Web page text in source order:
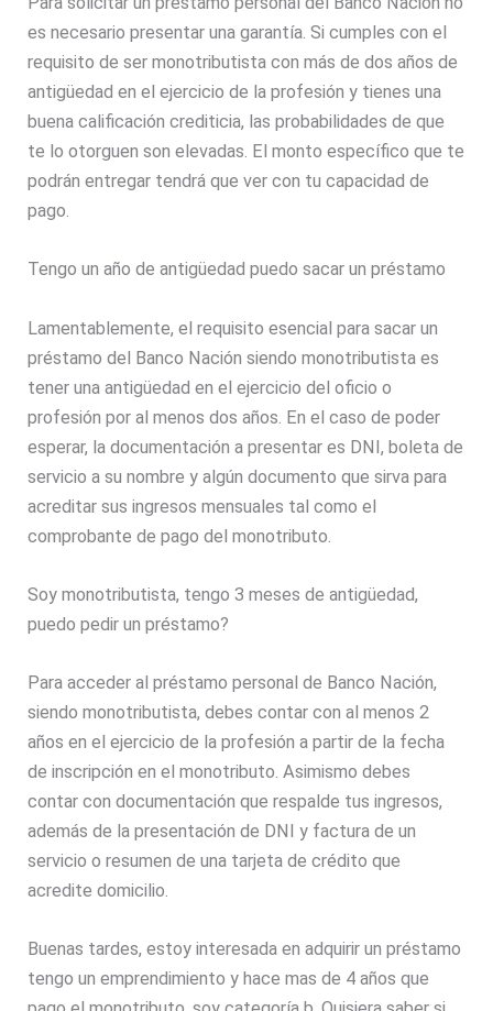
es necesario presentar una garantía. Si cumples con el
requisito de ser monotributista con más de dos años de
antigüedad en el ejercicio de la profesión y tienes una
buena calificación crediticia, las probabilidades de que
te lo otorguen son elevadas. El monto específico que te
podrán entregar tendrá que ver con tu capacidad de
pago.
Tengo un año de antigüedad puedo sacar un préstamo
Lamentablemente, el requisito esencial para sacar un
préstamo del Banco Nación siendo monotributista es
tener una antigüedad en el ejercicio del oficio o
profesión por al menos dos años. En el caso de poder
esperar, la documentación a presentar es DNI, boleta de
servicio a su nombre y algún documento que sirva para
acreditar sus ingresos mensuales tal como el
comprobante de pago del monotributo.
Soy monotributista, tengo 3 meses de antigüedad,
puedo pedir un préstamo?
Para acceder al préstamo personal de Banco Nación,
siendo monotributista, debes contar con al menos 2
años en el ejercicio de la profesión a partir de la fecha
de inscripción en el monotributo. Asimismo debes
contar con documentación que respalde tus ingresos,
además de la presentación de DNI y factura de un
servicio o resumen de una tarjeta de crédito que
acredite domicilio.
Buenas tardes, estoy interesada en adquirir un préstamo
tengo un emprendimiento y hace mas de 4 años que